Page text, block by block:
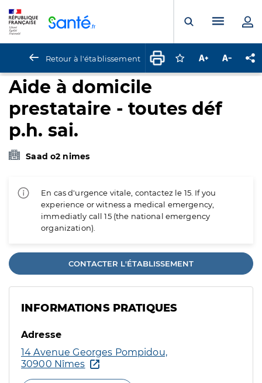
Ouvrir laMenu
Retour à l'établissement Connectez-vous
Augmenter la
Aide à domicile
prestataire - toutes déf
p.h. sai.
Saad o2 nimes
En cas d'urgence vitale, contactez le 15. If you
experience or witness a medical emergency,
immediatly call 15 (the national emergency
organization).
CONTACTER L'ÉTABLISSEMENT
INFORMATIONS PRATIQUES
Adresse
14 Avenue Georges Pompidou,
30900 Nîmes